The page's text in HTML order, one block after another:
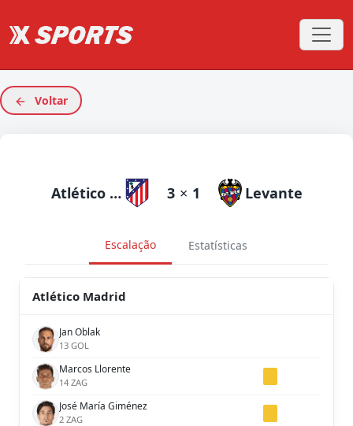
Voltar
Atlético Madrid 3 × 1 Levante
Escalação Estatísticas
Atlético Madrid
Jan Oblak
13 GOL
Marcos Llorente
14 ZAG
José María Giménez
2 ZAG